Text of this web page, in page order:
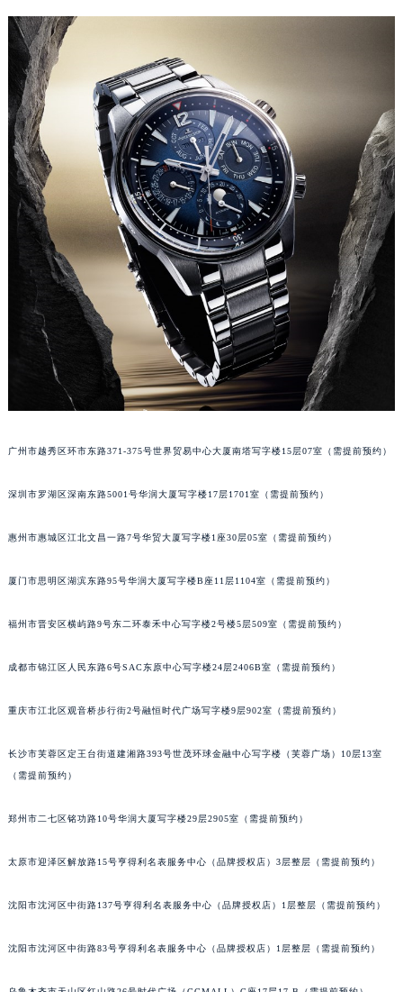
广州市越秀区环市东路371-375号世界贸易中心大厦南塔写字楼15层07室（需提前预约）
深圳市罗湖区深南东路5001号华润大厦写字楼17层1701室（需提前预约）
惠州市惠城区江北文昌一路7号华贸大厦写字楼1座30层05室（需提前预约）
厦门市思明区湖滨东路95号华润大厦写字楼B座11层1104室（需提前预约）
福州市晋安区横屿路9号东二环泰禾中心写字楼2号楼5层509室（需提前预约）
成都市锦江区人民东路6号SAC东原中心写字楼24层2406B室（需提前预约）
重庆市江北区观音桥步行街2号融恒时代广场写字楼9层902室（需提前预约）
长沙市芙蓉区定王台街道建湘路393号世茂环球金融中心写字楼（芙蓉广场）10层13室
（需提前预约）
郑州市二七区铭功路10号华润大厦写字楼29层2905室（需提前预约）
太原市迎泽区解放路15号亨得利名表服务中心（品牌授权店）3层整层（需提前预约）
沈阳市沈河区中街路137号亨得利名表服务中心（品牌授权店）1层整层（需提前预约）
沈阳市沈河区中街路83号亨得利名表服务中心（品牌授权店）1层整层（需提前预约）